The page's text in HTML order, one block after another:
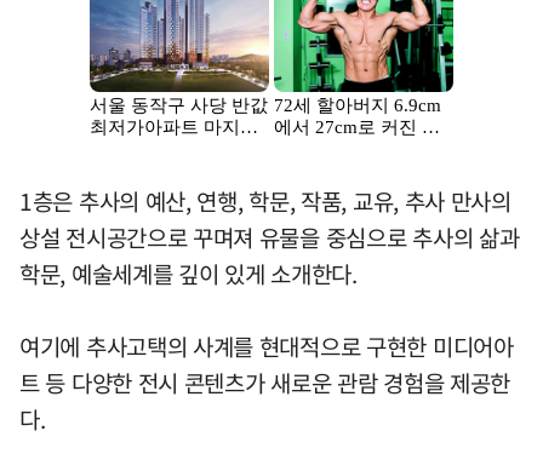
1층은 추사의 예산, 연행, 학문, 작품, 교유, 추사 만사의
상설 전시공간으로 꾸며져 유물을 중심으로 추사의 삶과
학문, 예술세계를 깊이 있게 소개한다.
여기에 추사고택의 사계를 현대적으로 구현한 미디어아
트 등 다양한 전시 콘텐츠가 새로운 관람 경험을 제공한
다.